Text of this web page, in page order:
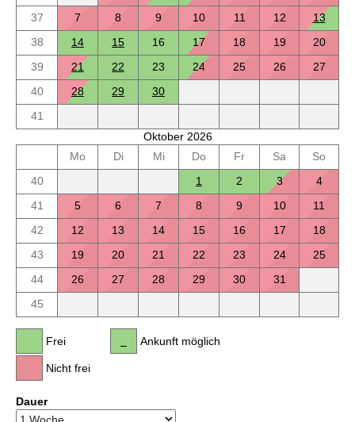
37
7 8 9 10 11 12
13
38
14 15 16 17 18 19
20
39
21 22 23 24 25 26
27
40
28 29
30
41
Oktober 2026
Mo
Di Mi Do Fr Sa
So
40
1 2 3
4
41
5 6 7 8 9 10
11
42
12 13 14 15 16 17
18
43
19 20 21 22 23 24
25
44
26 27 28 29 30
31
45
Frei
Nicht frei
Ankunft möglich
Dauer